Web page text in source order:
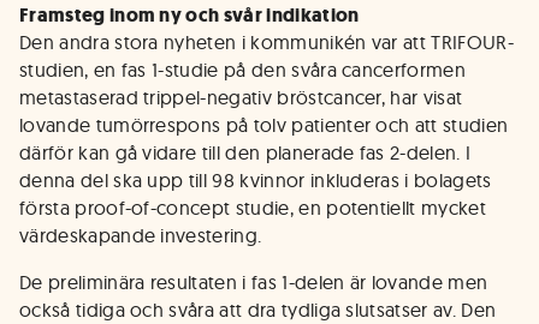
Framsteg inom ny och svår indikation
Den andra stora nyheten i kommunikén var att TRIFOUR-
studien, en fas 1-studie på den svåra cancerformen
metastaserad trippel-negativ bröstcancer, har visat
lovande tumörrespons på tolv patienter och att studien
därför kan gå vidare till den planerade fas 2-delen. I
denna del ska upp till 98 kvinnor inkluderas i bolagets
första proof-of-concept studie, en potentiellt mycket
värdeskapande investering.
De preliminära resultaten i fas 1-delen är lovande men
också tidiga och svåra att dra tydliga slutsatser av. Den